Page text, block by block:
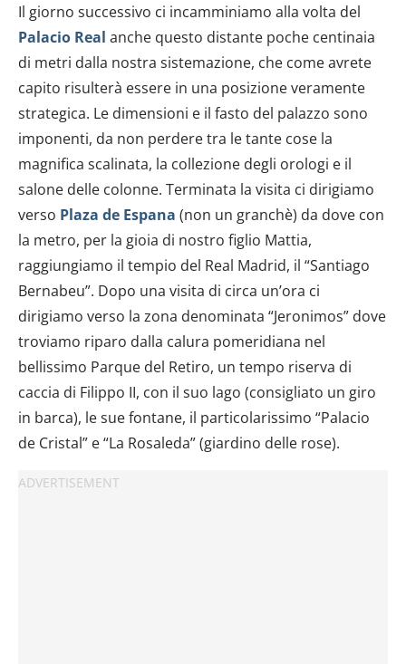
Il giorno successivo ci incamminiamo alla volta del
Palacio Real anche questo distante poche centinaia
di metri dalla nostra sistemazione, che come avrete
capito risulterà essere in una posizione veramente
strategica. Le dimensioni e il fasto del palazzo sono
imponenti, da non perdere tra le tante cose la
magnifica scalinata, la collezione degli orologi e il
salone delle colonne. Terminata la visita ci dirigiamo
verso Plaza de Espana (non un granchè) da dove con
la metro, per la gioia di nostro figlio Mattia,
raggiungiamo il tempio del Real Madrid, il “Santiago
Bernabeu”. Dopo una visita di circa un’ora ci
dirigiamo verso la zona denominata “Jeronimos” dove
troviamo riparo dalla calura pomeridiana nel
bellissimo Parque del Retiro, un tempo riserva di
caccia di Filippo II, con il suo lago (consigliato un giro
in barca), le sue fontane, il particolarissimo “Palacio
de Cristal” e “La Rosaleda” (giardino delle rose).